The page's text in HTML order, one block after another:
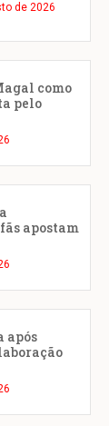
de 2026
como
pelo
apostam
após